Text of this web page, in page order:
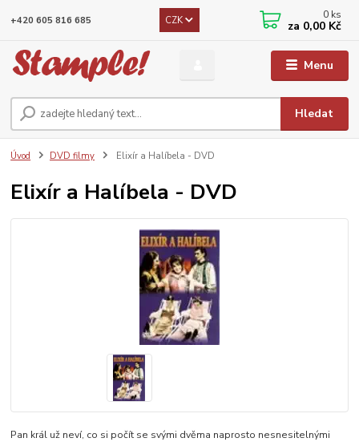
Menu
CZK
Hledat
+420 605 816 685 0 ks
za 0,00 Kč
Úvod DVD filmy Elixír a Halíbela - DVD
Elixír a Halíbela - DVD
Pan král už neví, co si počít se svými dvěma naprosto nesnesitelnými